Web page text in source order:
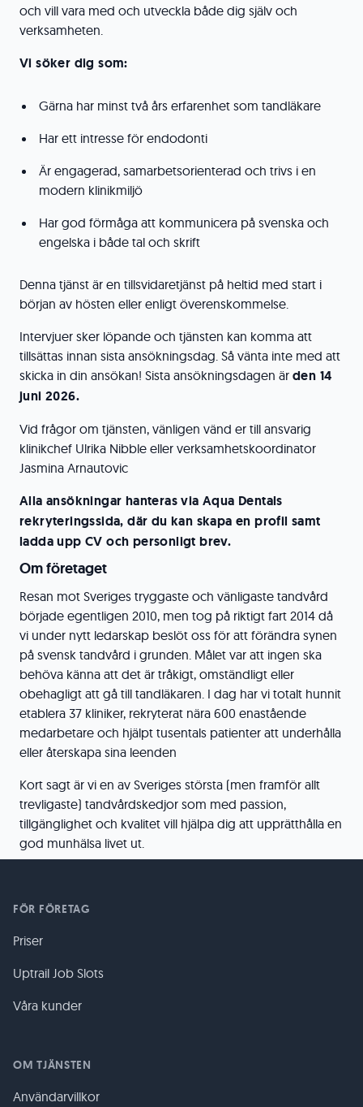
och vill vara med och utveckla både dig själv och
verksamheten.
Vi söker dig som:
Gärna har minst två års erfarenhet som tandläkare
Har ett intresse för endodonti
Är engagerad, samarbetsorienterad och trivs i en
modern klinikmiljö
Har god förmåga att kommunicera på svenska och
engelska i både tal och skrift
Denna tjänst är en tillsvidaretjänst på heltid med start i
början av hösten eller enligt överenskommelse.
Intervjuer sker löpande och tjänsten kan komma att
tillsättas innan sista ansökningsdag. Så vänta inte med att
skicka in din ansökan! Sista ansökningsdagen är den 14
juni 2026.
Vid frågor om tjänsten, vänligen vänd er till ansvarig
klinikchef Ulrika Nibble eller verksamhetskoordinator
Jasmina Arnautovic
Alla ansökningar hanteras via Aqua Dentals
rekryteringssida, där du kan skapa en profil samt
ladda upp CV och personligt brev.
Om företaget
Resan mot Sveriges tryggaste och vänligaste tandvård
började egentligen 2010, men tog på riktigt fart 2014 då
vi under nytt ledarskap beslöt oss för att förändra synen
på svensk tandvård i grunden. Målet var att ingen ska
behöva känna att det är tråkigt, omständligt eller
obehagligt att gå till tandläkaren. I dag har vi totalt hunnit
etablera 37 kliniker, rekryterat nära 600 enastående
medarbetare och hjälpt tusentals patienter att underhålla
eller återskapa sina leenden
Kort sagt är vi en av Sveriges största (men framför allt
trevligaste) tandvårdskedjor som med passion,
tillgänglighet och kvalitet vill hjälpa dig att upprätthålla en
god munhälsa livet ut.
FÖR FÖRETAG
Priser
Uptrail Job Slots
Våra kunder
OM TJÄNSTEN
Användarvillkor